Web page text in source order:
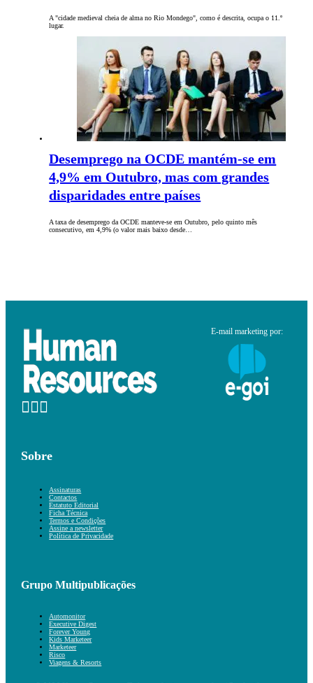
A "cidade medieval cheia de alma no Rio Mondego", como é descrita, ocupa o 11.º
lugar.
Desemprego na OCDE mantém-se em
4,9% em Outubro, mas com grandes
disparidades entre países
A taxa de desemprego da OCDE manteve-se em Outubro, pelo quinto mês
consecutivo, em 4,9% (o valor mais baixo desde…
E-mail marketing por:
Sobre
Assinaturas
Contactos
Estatuto Editorial
Ficha Técnica
Termos e Condições
Assine a newsletter
Política de Privacidade
Grupo Multipublicações
Automonitor
Executive Digest
Forever Young
Kids Marketeer
Marketeer
Risco
Viagens & Resorts